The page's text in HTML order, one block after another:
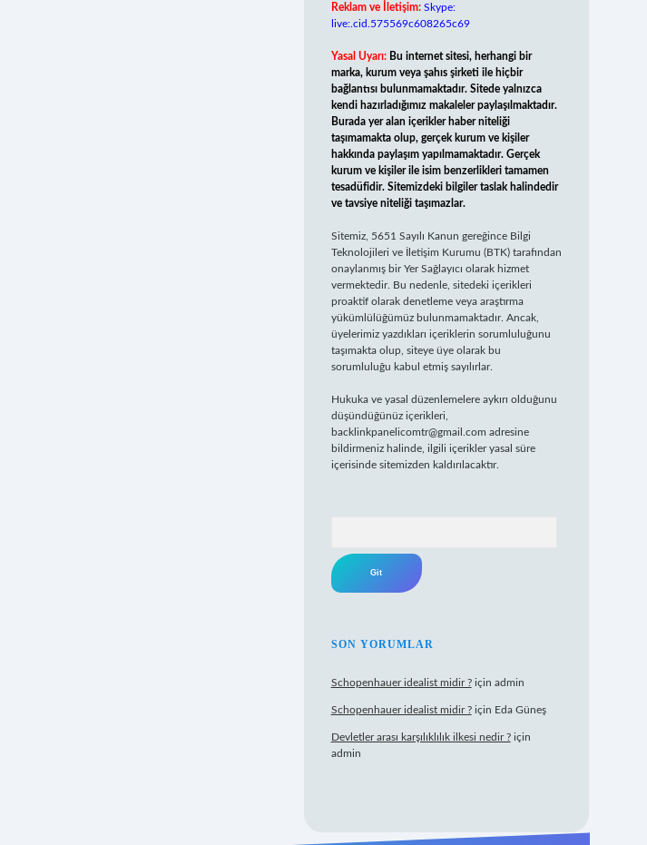
Reklam ve İletişim: Skype:
live:.cid.575569c608265c69
Yasal Uyarı: Bu internet sitesi, herhangi bir
marka, kurum veya şahıs şirketi ile hiçbir
bağlantısı bulunmamaktadır. Sitede yalnızca
kendi hazırladığımız makaleler paylaşılmaktadır.
Burada yer alan içerikler haber niteliği
taşımamakta olup, gerçek kurum ve kişiler
hakkında paylaşım yapılmamaktadır. Gerçek
kurum ve kişiler ile isim benzerlikleri tamamen
tesadüfidir. Sitemizdeki bilgiler taslak halindedir
ve tavsiye niteliği taşımazlar.
Sitemiz, 5651 Sayılı Kanun gereğince Bilgi
Teknolojileri ve İletişim Kurumu (BTK) tarafından
onaylanmış bir Yer Sağlayıcı olarak hizmet
vermektedir. Bu nedenle, sitedeki içerikleri
proaktif olarak denetleme veya araştırma
yükümlülüğümüz bulunmamaktadır. Ancak,
üyelerimiz yazdıkları içeriklerin sorumluluğunu
taşımakta olup, siteye üye olarak bu
sorumluluğu kabul etmiş sayılırlar.
Hukuka ve yasal düzenlemelere aykırı olduğunu
düşündüğünüz içerikleri,
backlinkpanelicomtr@gmail.com adresine
bildirmeniz halinde, ilgili içerikler yasal süre
içerisinde sitemizden kaldırılacaktır.
SON YORUMLAR
Schopenhauer idealist midir ?için admin
Schopenhauer idealist midir ?için Eda Güneş
Devletler arası karşılıklılık ilkesi nedir ?için
admin